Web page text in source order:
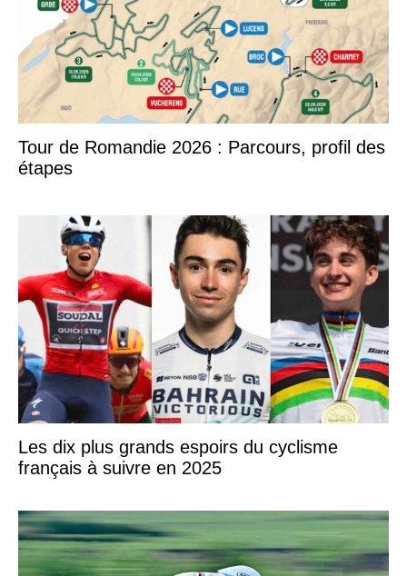
Tour de Romandie 2026 : Parcours, profil des
étapes
Les dix plus grands espoirs du cyclisme
français à suivre en 2025